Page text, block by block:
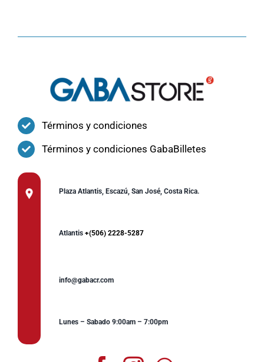
Términos y condiciones
Términos y condiciones GabaBilletes
Plaza Atlantis, Escazú, San José, Costa Rica.
Atlantis +(506) 2228-5287
info@gabacr.com
Lunes – Sabado 9:00am – 7:00pm